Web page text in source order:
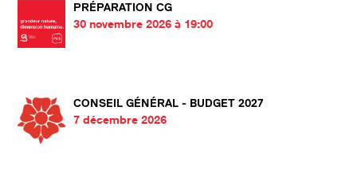
PRÉPARATION CG
30 novembre 2026 à 19:00
CONSEIL GÉNÉRAL - BUDGET 2027
7 décembre 2026